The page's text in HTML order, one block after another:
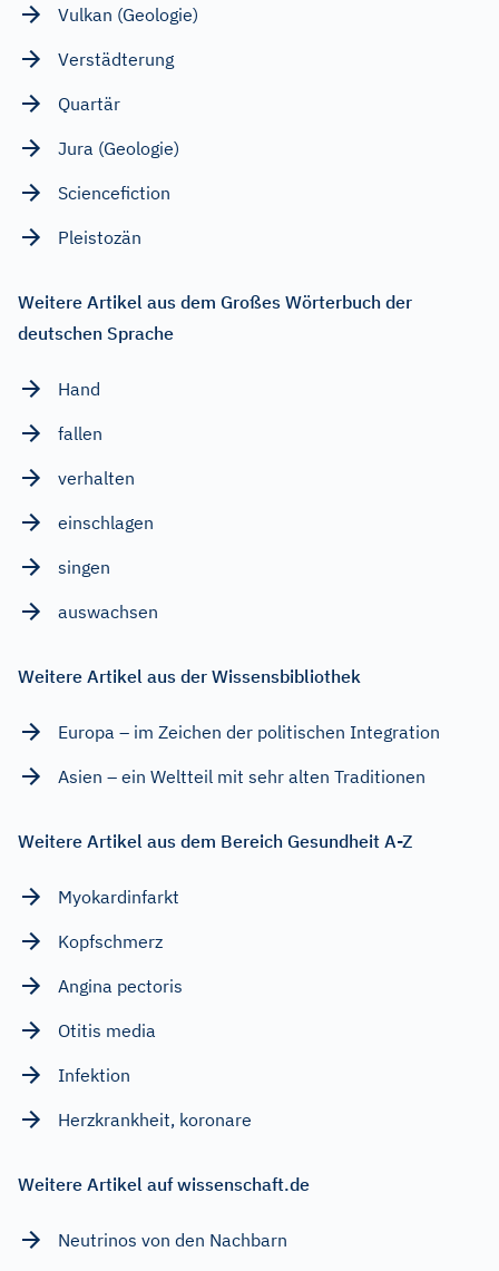
Vulkan (Geologie)
Verstädterung
Quartär
Jura (Geologie)
Sciencefiction
Pleistozän
Weitere Artikel aus dem Großes Wörterbuch der
deutschen Sprache
Hand
fallen
verhalten
einschlagen
singen
auswachsen
Weitere Artikel aus der Wissensbibliothek
Europa – im Zeichen der politischen Integration
Asien – ein Weltteil mit sehr alten Traditionen
Weitere Artikel aus dem Bereich Gesundheit A-Z
Myokardinfarkt
Kopfschmerz
Angina pectoris
Otitis media
Infektion
Herzkrankheit, koronare
Weitere Artikel auf wissenschaft.de
Neutrinos von den Nachbarn